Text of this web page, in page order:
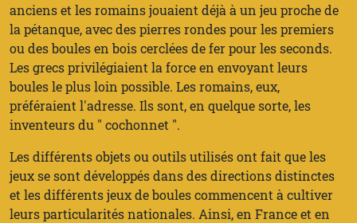
anciens et les romains jouaient déjà à un jeu proche de
la pétanque, avec des pierres rondes pour les premiers
ou des boules en bois cerclées de fer pour les seconds.
Les grecs privilégiaient la force en envoyant leurs
boules le plus loin possible. Les romains, eux,
préféraient l'adresse. Ils sont, en quelque sorte, les
inventeurs du " cochonnet ".
Les différents objets ou outils utilisés ont fait que les
jeux se sont développés dans des directions distinctes
et les différents jeux de boules commencent à cultiver
leurs particularités nationales. Ainsi, en France et en